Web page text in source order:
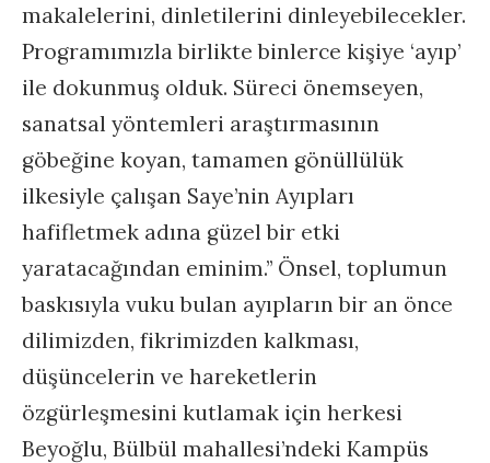
makalelerini, dinletilerini dinleyebilecekler.
Programımızla birlikte binlerce kişiye ‘ayıp’
ile dokunmuş olduk. Süreci önemseyen,
sanatsal yöntemleri araştırmasının
göbeğine koyan, tamamen gönüllülük
ilkesiyle çalışan Saye’nin Ayıpları
hafifletmek adına güzel bir etki
yaratacağından eminim.’’ Önsel, toplumun
baskısıyla vuku bulan ayıpların bir an önce
dilimizden, fikrimizden kalkması,
düşüncelerin ve hareketlerin
özgürleşmesini kutlamak için herkesi
Beyoğlu, Bülbül mahallesi’ndeki Kampüs